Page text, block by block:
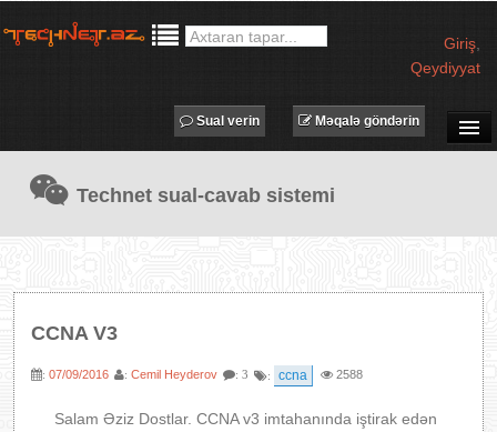
Giriş
Qeydiyyat
TECHNET TV
MƏQALƏLƏR
AVADANLIQLAR
IT LÜĞƏT
Məqalə göndərin
Sual verin
Technet sual-cavab sistemi
CCNA V3
: 07/09/2016 : Cemil Heyderov : 3 : ccna 2588
Salam Əziz Dostlar. CCNA v3 imtahanında iştirak edən